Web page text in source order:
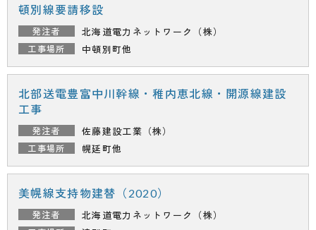
北海道電力ネットワーク（株）
頓別線要請移設
中頓別町他
佐藤建設工業（株）
北部送電豊富中川幹線・稚内恵北線・開源線建設
工事
幌延町他
北海道電力ネットワーク（株）
美幌線支持物建替（2020）